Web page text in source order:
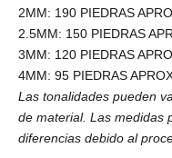
2MM: 190 PIEDRAS
2.5MM: 150 PIEDRAS
3MM: 120 PIEDRAS
4MM: 95 PIEDRAS
Las tonalidades pueden
de material. Las medidas
diferencias debido al